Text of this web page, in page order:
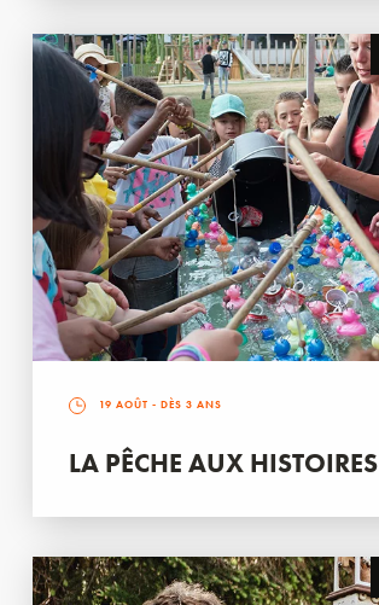
19 AOÛT - DÈS 3 ANS
LA PÊCHE AUX HISTOIRES